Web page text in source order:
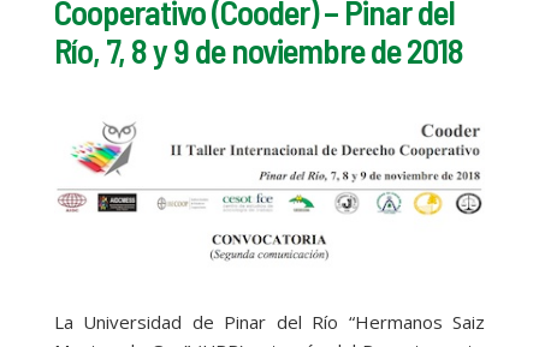
Cooperativo (Cooder) – Pinar del
Río, 7, 8 y 9 de noviembre de 2018
La Universidad de Pinar del Río “Hermanos Saiz